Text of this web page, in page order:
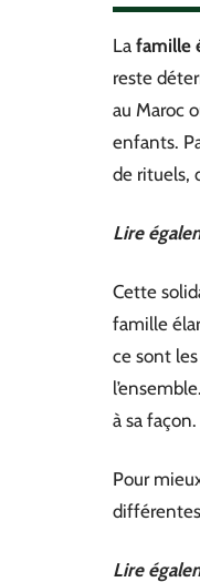
La famille
reste
au Maroc
enfants.
de rituels,
Lire
Cette
famille
ce sont
à sa façon.
Pour
Lire